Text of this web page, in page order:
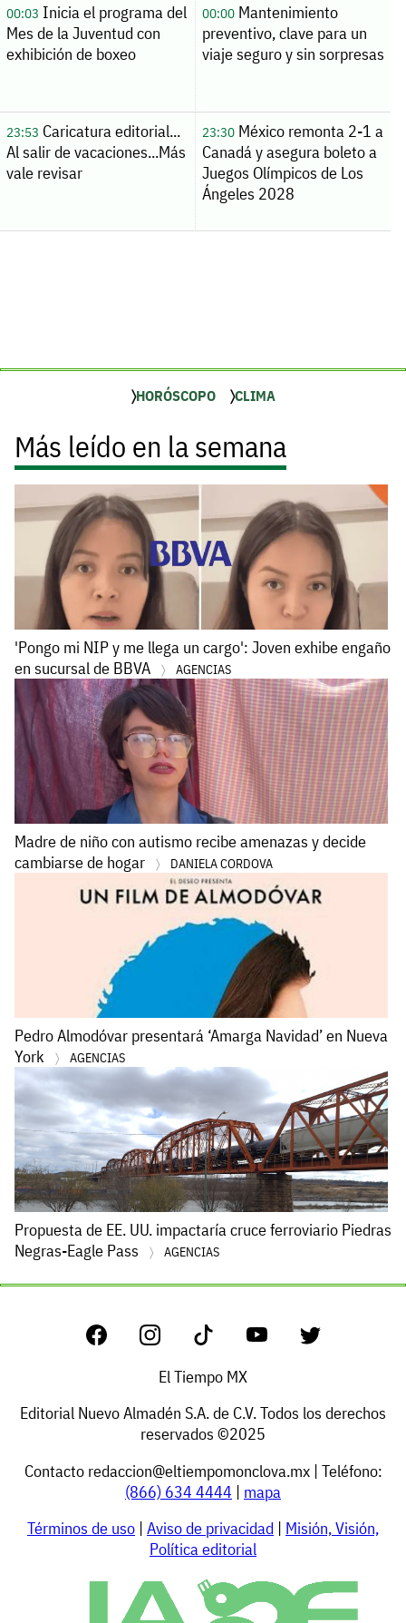
00:03 Inicia el programa del
Mes de la Juventud con
exhibición de boxeo
00:00Mantenimiento
preventivo, clave para un
viaje seguro y sin sorpresas
23:53 Caricatura editorial...
Al salir de vacaciones...Más
vale revisar
23:30México remonta 2-1 a
Canadá y asegura boleto a
Juegos Olímpicos de Los
Ángeles 2028
HORÓSCOPO CLIMA
Más leído en la semana
'Pongo mi NIP y me llega un cargo': Joven exhibe engaño
en sucursal de BBVA
AGENCIAS
Madre de niño con autismo recibe amenazas y decide
cambiarse de hogar
DANIELA CORDOVA
Pedro Almodóvar presentará ‘Amarga Navidad’ en Nueva
York
AGENCIAS
Propuesta de EE. UU. impactaría cruce ferroviario Piedras
Negras-Eagle Pass
AGENCIAS
El Tiempo MX
Editorial Nuevo Almadén S.A. de C.V. Todos los derechos
reservados ©2025
Contacto redaccion@eltiempomonclova.mx| Teléfono:
(866) 634 4444 | mapa
Términos de uso | Aviso de privacidad | Misión, Visión,
Política editorial